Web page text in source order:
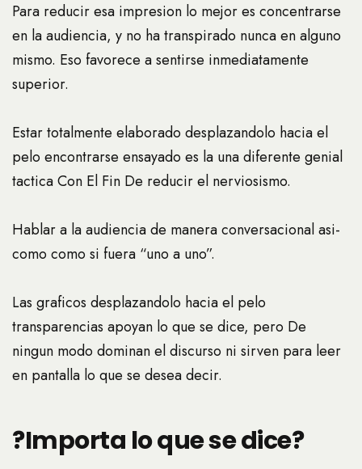
Para reducir esa impresion lo mejor es concentrarse
en la audiencia, y no ha transpirado nunca en alguno
mismo. Eso favorece a sentirse inmediatamente
superior.
Estar totalmente elaborado desplazandolo hacia el
pelo encontrarse ensayado es la una diferente genial
tactica Con El Fin De reducir el nerviosismo.
Hablar a la audiencia de manera conversacional asi­
como como si fuera “uno a uno”.
Las graficos desplazandolo hacia el pelo
transparencias apoyan lo que se dice, pero De
ningun modo dominan el discurso ni sirven para leer
en pantalla lo que se desea decir.
?Importa lo que se dice?